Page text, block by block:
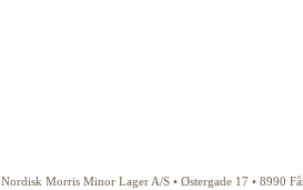
Nordisk Morris Minor Lager A/S • Østergade 17 • 8990